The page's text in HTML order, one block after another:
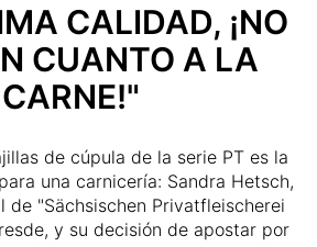
CALIDAD, ¡NO
CUANTO A LA
CARNE!"
de cúpula de la serie PT es la
una carnicería: Sandra Hetsch,
de "Sächsischen Privatfleischerei
y su decisión de apostar por